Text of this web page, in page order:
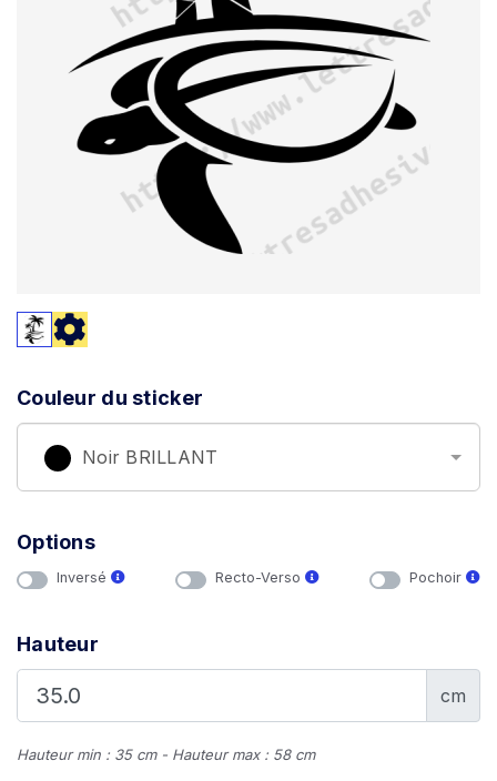
Couleur du sticker
Noir BRILLANT
Options
Inversé Recto-Verso Pochoir
Hauteur
cm
Hauteur min : 35 cm - Hauteur max : 58 cm